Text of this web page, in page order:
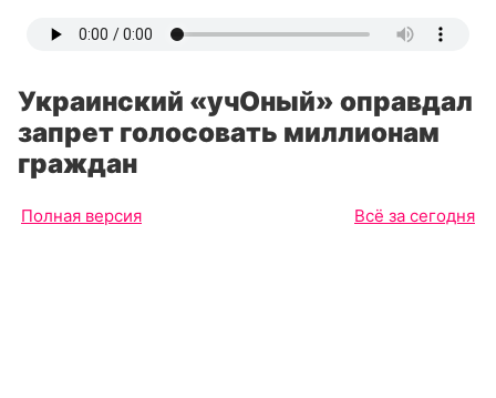
Украинский «учОный» оправдал
запрет голосовать миллионам
граждан
Полная версия Всё за сегодня